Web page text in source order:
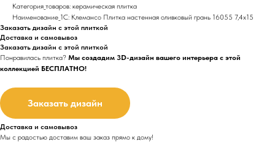
Категория_товаров: керамическая плитка
Наименование_1С: Клемансо Плитка настенная оливковый грань 16055 7,4х15
Заказать дизайн с этой плиткой
Доставка и самовывоз
Заказать дизайн с этой плиткой
Понравилась плитка? Мы создадим 3D-дизайн вашего интерьера с этой
коллекцией БЕСПЛАТНО!
Заказать дизайн
Доставка и самовывоз
Мы с радостью доставим ваш заказ прямо к дому!